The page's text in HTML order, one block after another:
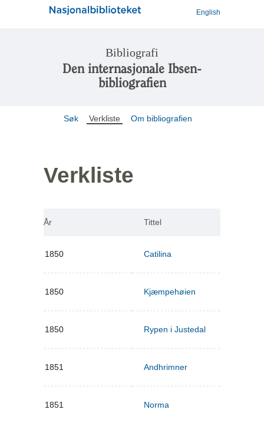
English
Bibliografi
Den internasjonale Ibsen-
bibliografien
Søk Verkliste Om bibliografien
Verkliste
År Tittel
1850 Catilina
1850 Kjæmpehøien
1850 Rypen i Justedal
1851 Andhrimner
1851 Norma